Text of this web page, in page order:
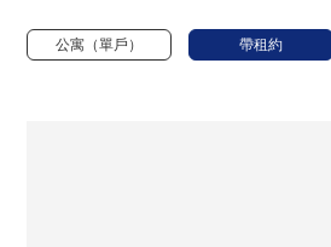
公寓（單戶） 帶租約